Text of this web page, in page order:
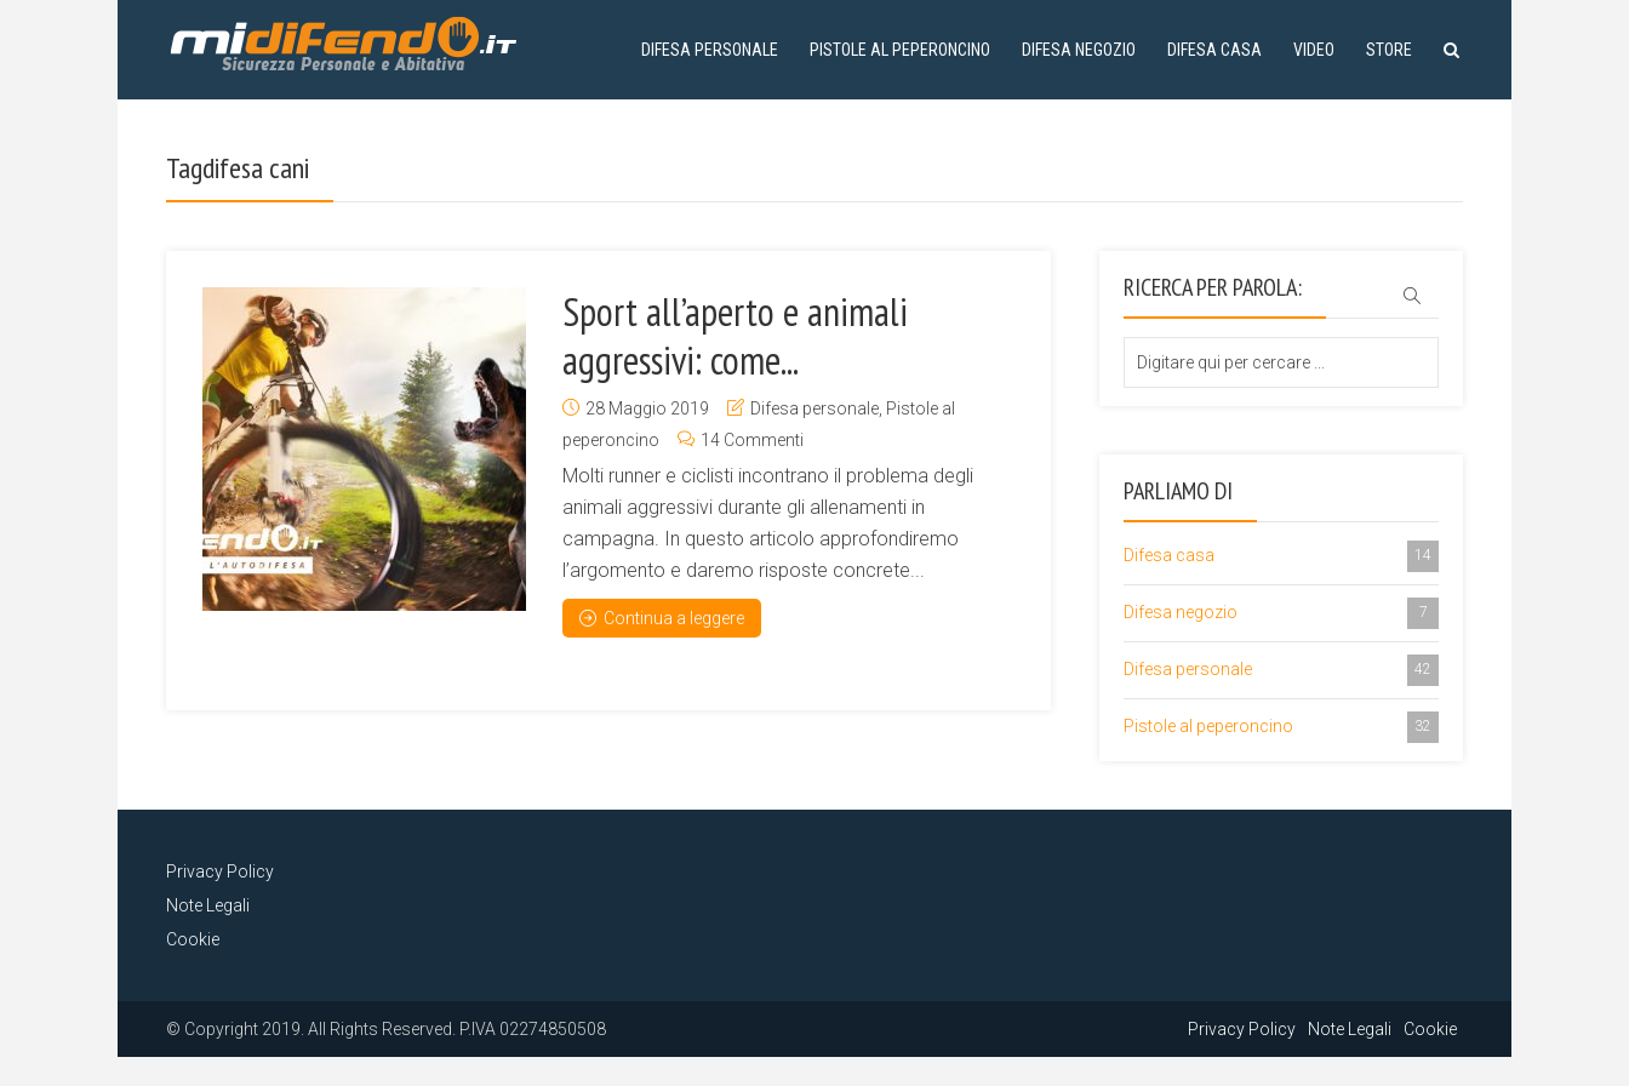
DIFESA PERSONALE PISTOLE AL PEPERONCINO DIFESA NEGOZIO DIFESA CASA VIDEO STORE
Tagdifesa cani
Sport all’aperto e animali
aggressivi: come...
28 Maggio 2019 Difesa personale Pistole al
peperoncino
14 Commenti
Molti runner e ciclisti incontrano il problema degli
animali aggressivi durante gli allenamenti in
campagna. In questo articolo approfondiremo
l’argomento e daremo risposte concrete...
Continua a leggere
RICERCA PER PAROLA:
PARLIAMO DI
Difesa casa 14
Difesa negozio 7
Difesa personale 42
Pistole al peperoncino 32
Privacy Policy
Note Legali
Cookie
© Copyright 2019. All Rights Reserved. P.IVA 02274850508 Privacy Policy Note Legali Cookie